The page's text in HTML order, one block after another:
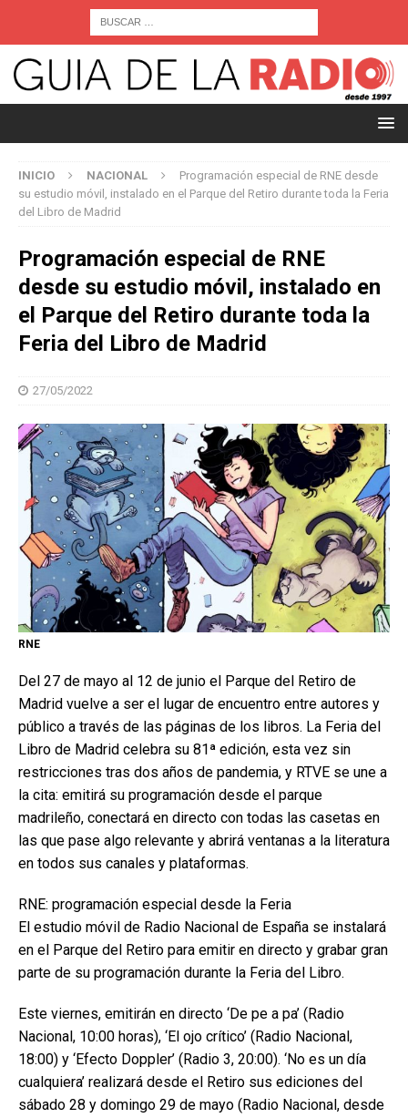
INICIO NACIONAL
Programación especial de RNE desde
su estudio móvil, instalado en el Parque del Retiro durante toda la Feria
del Libro de Madrid
Programación especial de RNE
desde su estudio móvil, instalado en
el Parque del Retiro durante toda la
Feria del Libro de Madrid
27/05/2022
RNE
Del 27 de mayo al 12 de junio el Parque del Retiro de
Madrid vuelve a ser el lugar de encuentro entre autores y
público a través de las páginas de los libros. La Feria del
Libro de Madrid celebra su 81ª edición, esta vez sin
restricciones tras dos años de pandemia, y RTVE se une a
la cita: emitirá su programación desde el parque
madrileño, conectará en directo con todas las casetas en
las que pase algo relevante y abrirá ventanas a la literatura
en todos sus canales y plataformas.
RNE: programación especial desde la Feria
El estudio móvil de Radio Nacional de España se instalará
en el Parque del Retiro para emitir en directo y grabar gran
parte de su programación durante la Feria del Libro.
Este viernes, emitirán en directo ‘De pe a pa’ (Radio
Nacional, 10:00 horas), ‘El ojo crítico’ (Radio Nacional,
18:00) y ‘Efecto Doppler’ (Radio 3, 20:00). ‘No es un día
cualquiera’ realizará desde el Retiro sus ediciones del
sábado 28 y domingo 29 de mayo (Radio Nacional, desde